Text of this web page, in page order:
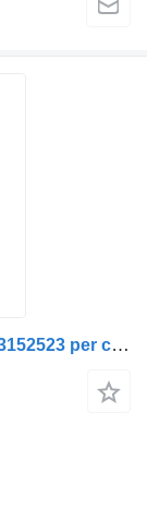
Semiasse Semiax Axa Motrică Dreapta 3152523 per camion Volvo 413247 PP